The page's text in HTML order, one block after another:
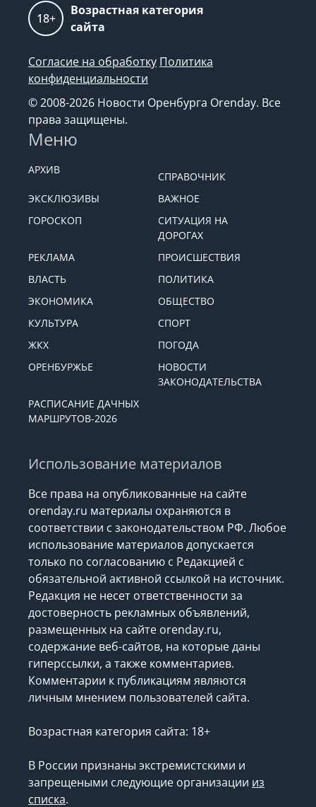
18+
Возрастная категория
сайта
Согласие на обработку Политика
конфиденциальности
© 2008-2026 Новости Оренбурга Orenday. Все
права защищены.
Меню
АРХИВ
СПРАВОЧНИК
ЭКСКЛЮЗИВЫ
ВАЖНОЕ
ГОРОСКОП
СИТУАЦИЯ НА
ДОРОГАХ
РЕКЛАМА
ПРОИСШЕСТВИЯ
ВЛАСТЬ
ПОЛИТИКА
ЭКОНОМИКА
ОБЩЕСТВО
КУЛЬТУРА
СПОРТ
ЖКХ
ПОГОДА
ОРЕНБУРЖЬЕ
НОВОСТИ
ЗАКОНОДАТЕЛЬСТВА
РАСПИСАНИЕ ДАЧНЫХ
МАРШРУТОВ-2026
Использование материалов
Все права на опубликованные на сайте
orenday.ru материалы охраняются в
соответствии с законодательством РФ. Любое
использование материалов допускается
только по согласованию с Редакцией с
обязательной активной ссылкой на источник.
Редакция не несет ответственности за
достоверность рекламных объявлений,
размещенных на сайте orenday.ru,
содержание веб-сайтов, на которые даны
гиперссылки, а также комментариев.
Комментарии к публикациям являются
личным мнением пользователей сайта.
Возрастная категория сайта: 18+
В России признаны экстремистскими и
запрещеными следующие организации из
списка.